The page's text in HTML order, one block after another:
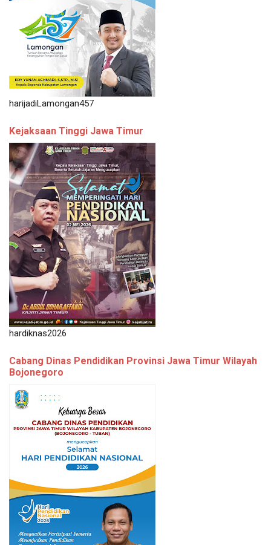
harijadiLamongan457
Kejaksaan Tinggi Jawa Timur
hardiknas2026
Cabang Dinas Pendidikan Provinsi Jawa Timur Wilayah
Bojonegoro